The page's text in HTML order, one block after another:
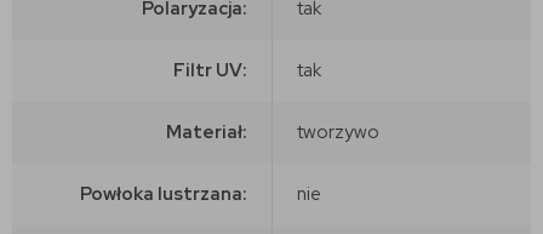
Polaryzacja: tak
Filtr UV: tak
Materiał: tworzywo
Powłoka lustrzana: nie